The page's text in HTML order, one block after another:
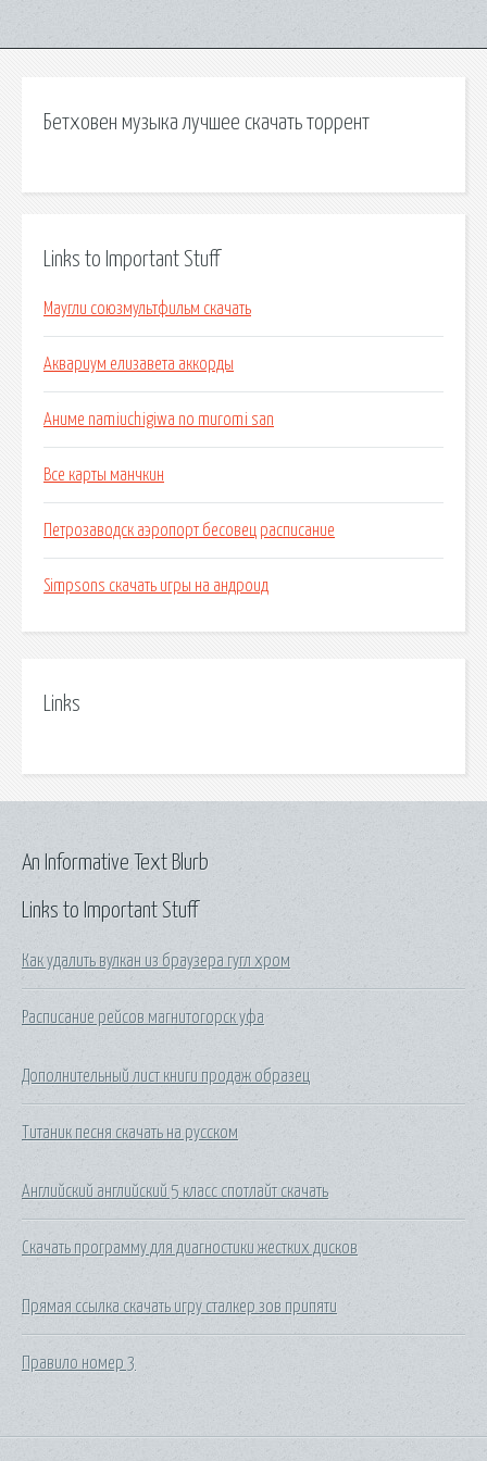
Бетховен музыка лучшее скачать торрент
Links to Important Stuff
Маугли союзмультфильм скачать
Аквариум елизавета аккорды
Аниме namiuchigiwa no muromi san
Все карты манчкин
Петрозаводск аэропорт бесовец расписание
Simpsons скачать игры на андроид
Links
Links to Important Stuff
Как удалить вулкан из браузера гугл хром
Расписание рейсов магнитогорск уфа
Дополнительный лист книги продаж образец
Титаник песня скачать на русском
Английский английский 5 класс спотлайт скачать
Скачать программу для диагностики жестких дисков
Прямая ссылка скачать игру сталкер зов припяти
Правило номер 3
An Informative Text Blurb